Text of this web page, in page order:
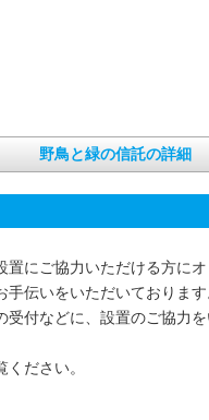
野鳥と緑の信託の詳細
置にご協力いただける方に
伝いをいただいております
受付などに、設置のご協力
ください。